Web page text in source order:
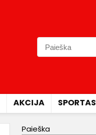
AKCIJA SPORTAS
Paieška